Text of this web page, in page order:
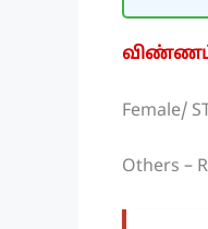
Female/
Others –